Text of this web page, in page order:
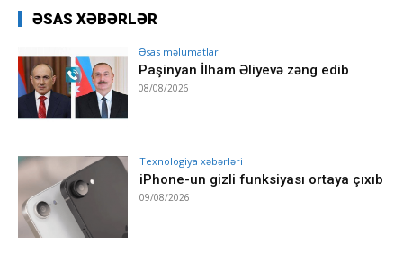
ƏSAS XƏBƏRLƏR
Əsas məlumatlar
Paşinyan İlham Əliyevə zəng edib
08/08/2026
Texnologiya xəbərləri
iPhone-un gizli funksiyası ortaya çıxıb
09/08/2026